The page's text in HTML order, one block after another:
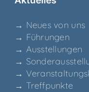
→ Neu­es von uns
→ Füh­run­gen
→ Aus­stel­lun­gen
→
→
→ Treff­punk­te